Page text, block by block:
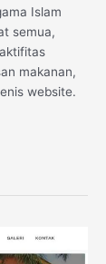
Islam
semua,
makanan,
website.